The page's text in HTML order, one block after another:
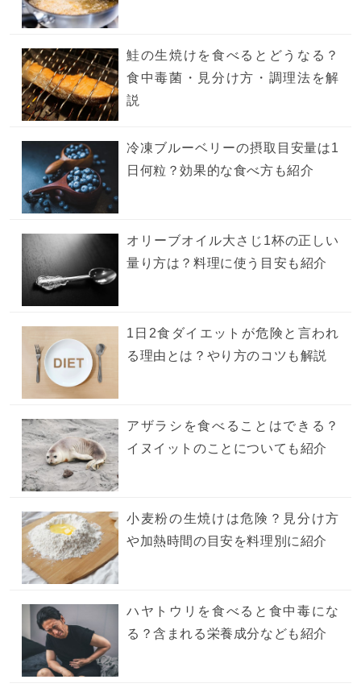
鮭の生焼けを食べるとどうなる？
食中毒菌・見分け方・調理法を解
説
冷凍ブルーベリーの摂取目安量は1
日何粒？効果的な食べ方も紹介
オリーブオイル大さじ1杯の正しい
量り方は？料理に使う目安も紹介
1日2食ダイエットが危険と言われ
る理由とは？やり方のコツも解説
アザラシを食べることはできる？
イヌイットのことについても紹介
小麦粉の生焼けは危険？見分け方
や加熱時間の目安を料理別に紹介
ハヤトウリを食べると食中毒にな
る？含まれる栄養成分なども紹介